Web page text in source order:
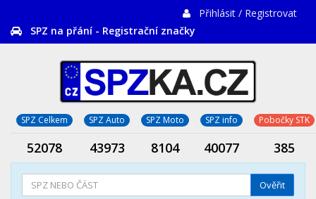
Přihlásit / Registrovat
SPZ na přání - Registrační značky
SPZ Celkem SPZ Auto SPZ Moto SPZ info Pobočky STK
52078 43973 8104 40077 385
Ověřit